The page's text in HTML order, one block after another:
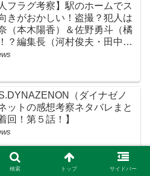
フラグ考察】駅のホームでス
きがおかしい！盗撮？犯人は
（本木陽香）＆佐野勇斗（橘
？編集長（河村俊夫・田中哲
【ネット・ツイッターの考察
（ダイナゼノ
ットの感想考察ネタバレまと
回！第５話！】
検索 トップ サイドバー